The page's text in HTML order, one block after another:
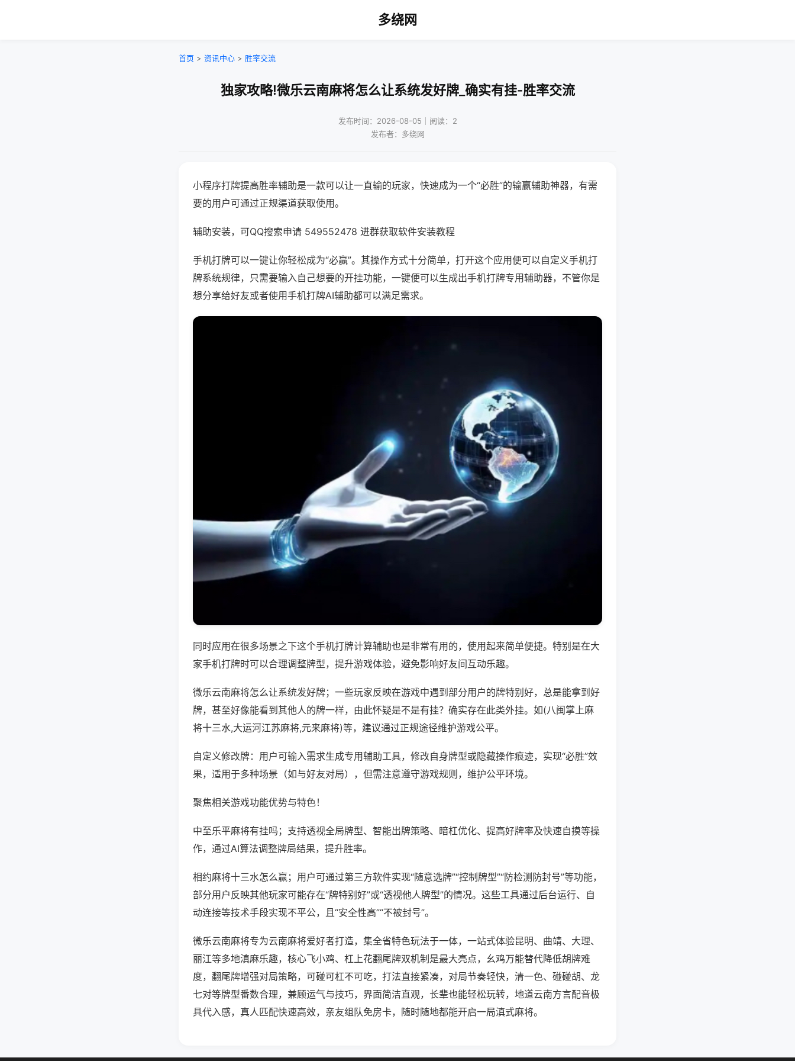
多绕网
首页 > 资讯中心 > 胜率交流
独家攻略!微乐云南麻将怎么让系统发好牌_确实有挂-胜率交流
发布时间：2026-08-05｜阅读：2
发布者：多绕网
小程序打牌提高胜率辅助是一款可以让一直输的玩家，快速成为一个“必胜”的输赢辅助神器，有需
要的用户可通过正规渠道获取使用。
辅助安装，可QQ搜索申请 549552478 进群获取软件安装教程
手机打牌可以一键让你轻松成为“必赢”。其操作方式十分简单，打开这个应用便可以自定义手机打
牌系统规律，只需要输入自己想要的开挂功能，一键便可以生成出手机打牌专用辅助器，不管你是
想分享给好友或者使用手机打牌AI辅助都可以满足需求。
同时应用在很多场景之下这个手机打牌计算辅助也是非常有用的，使用起来简单便捷。特别是在大
家手机打牌时可以合理调整牌型，提升游戏体验，避免影响好友间互动乐趣。
微乐云南麻将怎么让系统发好牌；一些玩家反映在游戏中遇到部分用户的牌特别好，总是能拿到好
牌，甚至好像能看到其他人的牌一样，由此怀疑是不是有挂？确实存在此类外挂。如(八闽掌上麻
将十三水,大运河江苏麻将,元来麻将)等，建议通过正规途径维护游戏公平。
自定义修改牌：用户可输入需求生成专用辅助工具，修改自身牌型或隐藏操作痕迹，实现“必胜”效
果，适用于多种场景（如与好友对局），但需注意遵守游戏规则，维护公平环境。
聚焦相关游戏功能优势与特色！
中至乐平麻将有挂吗；支持透视全局牌型、智能出牌策略、暗杠优化、提高好牌率及快速自摸等操
作，通过AI算法调整牌局结果，提升胜率。
相约麻将十三水怎么赢；用户可通过第三方软件实现“随意选牌”“控制牌型”“防检测防封号”等功能，
部分用户反映其他玩家可能存在“牌特别好”或“透视他人牌型”的情况。这些工具通过后台运行、自
动连接等技术手段实现不平公，且“安全性高”“不被封号”。
微乐云南麻将专为云南麻将爱好者打造，集全省特色玩法于一体，一站式体验昆明、曲靖、大理、
丽江等多地滇麻乐趣，核心飞小鸡、杠上花翻尾牌双机制是最大亮点，幺鸡万能替代降低胡牌难
度，翻尾牌增强对局策略，可碰可杠不可吃，打法直接紧凑，对局节奏轻快，清一色、碰碰胡、龙
七对等牌型番数合理，兼顾运气与技巧，界面简洁直观，长辈也能轻松玩转，地道云南方言配音极
具代入感，真人匹配快速高效，亲友组队免房卡，随时随地都能开启一局滇式麻将。